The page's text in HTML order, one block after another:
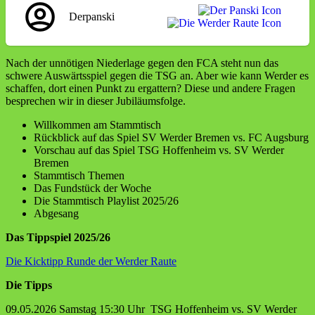
Derpanski
Nach der unnötigen Niederlage gegen den FCA steht nun das
schwere Auswärtsspiel gegen die TSG an. Aber wie kann Werder es
schaffen, dort einen Punkt zu ergattern? Diese und andere Fragen
besprechen wir in dieser Jubiläumsfolge.
Willkommen am Stammtisch
Rückblick auf das Spiel SV Werder Bremen vs. FC Augsburg
Vorschau auf das Spiel TSG Hoffenheim vs. SV Werder
Bremen
Stammtisch Themen
Das Fundstück der Woche
Die Stammtisch Playlist 2025/26
Abgesang
Das Tippspiel 2025/26
Die Kicktipp Runde der Werder Raute
Die Tipps
09.05.2026 Samstag 15:30 Uhr TSG Hoffenheim vs. SV Werder